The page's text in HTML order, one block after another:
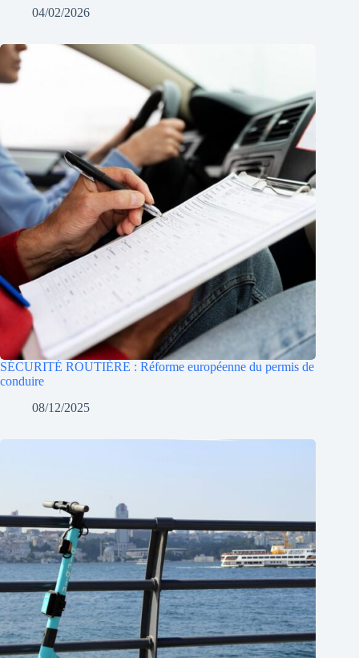
04/02/2026
SÉCURITÉ ROUTIÈRE : Réforme européenne du permis de
conduire
08/12/2025